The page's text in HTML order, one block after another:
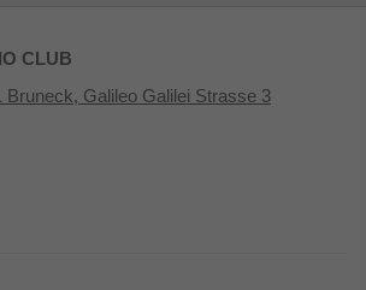
CLUB
Bruneck, Galileo Galilei Strasse 3